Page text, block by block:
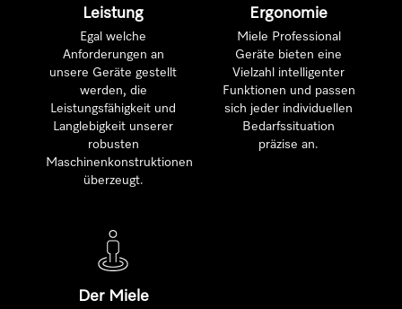
Leistung
Egal welche
Anforderungen an
unsere Geräte gestellt
werden, die
Leistungsfähigkeit und
Langlebigkeit unserer
robusten
Maschinenkonstruktionen
überzeugt.
Ergonomie
Miele Professional
Geräte bieten eine
Vielzahl intelligenter
Funktionen und passen
sich jeder individuellen
Bedarfssituation
präzise an.
Der Miele